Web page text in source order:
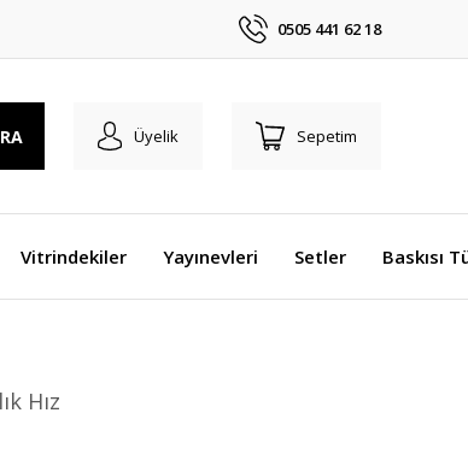
0505 441 62 18
Üyelik Sepetim
Vitrindekiler Yayınevleri Setler Baskısı
Hız